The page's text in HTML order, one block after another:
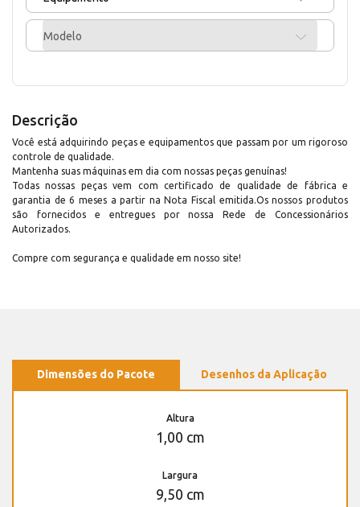
Modelo
Descrição
Você está adquirindo peças e equipamentos que passam por um rigoroso
controle de qualidade.
Mantenha suas máquinas em dia com nossas peças genuínas!
Todas nossas peças vem com certificado de qualidade de fábrica e
garantia de 6 meses a partir na Nota Fiscal emitida.Os nossos produtos
são fornecidos e entregues por nossa Rede de Concessionários
Autorizados.
Compre com segurança e qualidade em nosso site!
Dimensões do Pacote Desenhos da Aplicação
Altura
1,00 cm
Largura
9,50 cm